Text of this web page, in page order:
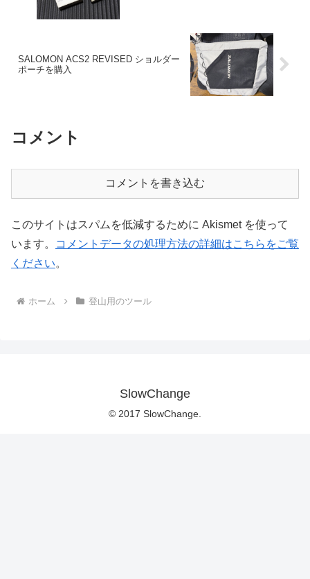
SALOMON ACS2 REVISED ショルダー
ポーチを購入
コメント
コメントを書き込む
このサイトはスパムを低減するために Akismet を使って
います。
コメントデータの処理方法の詳細はこちらをご覧
ください。
ホーム 登山用のツール
SlowChange
© 2017 SlowChange.